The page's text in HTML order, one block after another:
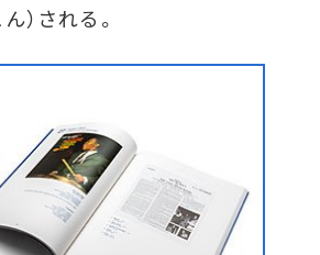
）される。